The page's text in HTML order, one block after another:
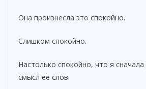
Она произнесла это спокойно.
Слишком спокойно.
Настолько спокойно, что я
смысл её слов.